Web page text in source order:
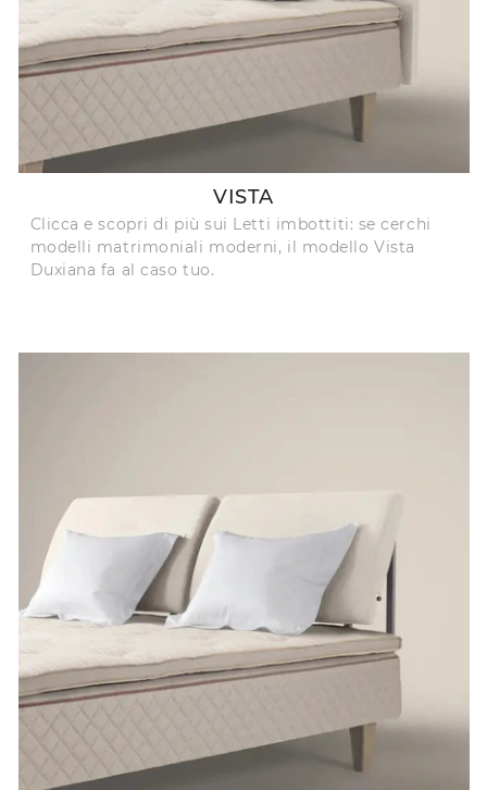
VISTA
Clicca e scopri di più sui Letti imbottiti: se cerchi
modelli matrimoniali moderni, il modello Vista
Duxiana fa al caso tuo.